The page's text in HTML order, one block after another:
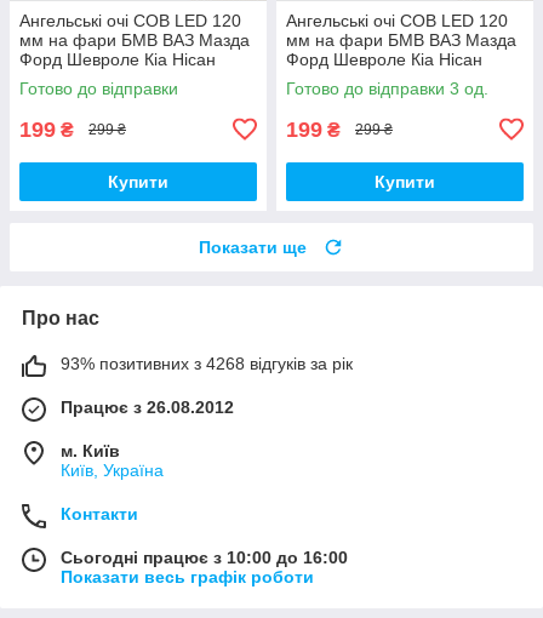
Ангельські очі COB LED 120
мм на фари БМВ ВАЗ Мазда
Форд Шевроле Кіа Нісан
Опель УАЗ Рено Шкода VW
BMW Сині
Готово до відправки
199 ₴ 299 ₴
Купити
Ангельські очі COB LED 120
мм на фари БМВ ВАЗ Мазда
Форд Шевроле Кіа Нісан
Опель УАЗ Рено Шкода VW
BMW Червоні
Готово до відправки 3 од.
199 ₴ 299 ₴
Купити
Показати ще
Про нас
93% позитивних з 4268 відгуків за рік
Працює з 26.08.2012
м. Київ
Київ, Україна
Контакти
Сьогодні працює з 10:00 до 16:00
Показати весь графік роботи